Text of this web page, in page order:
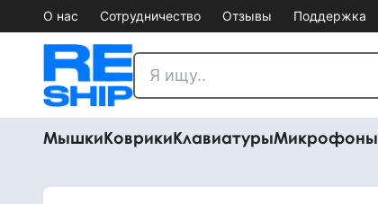
О нас Сотрудничество Отзывы Поддержка
МышкиКоврикиКлавиатурыМикрофоны